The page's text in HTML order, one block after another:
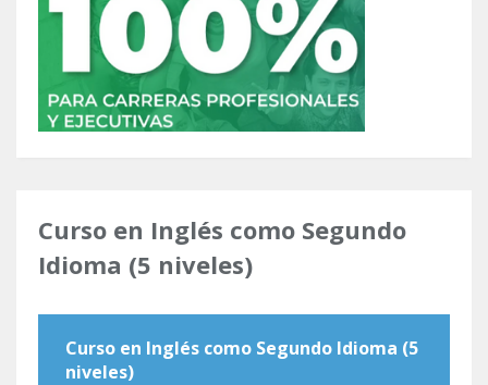
Curso en Inglés como Segundo
Idioma (5 niveles)
Curso en Inglés como Segundo Idioma (5
niveles)